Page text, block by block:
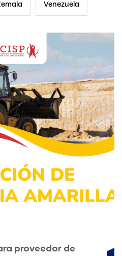
Venezuela
proveedor de